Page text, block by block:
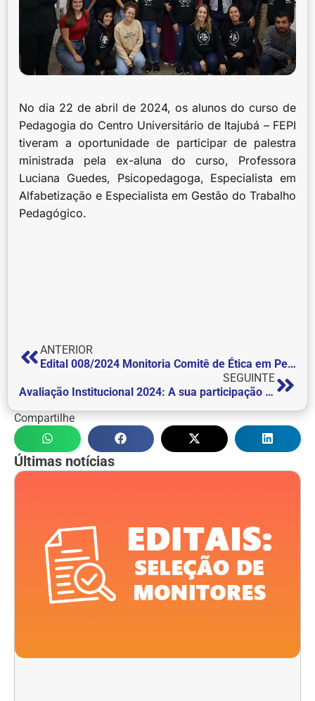
No dia 22 de abril de 2024, os alunos do curso de
Pedagogia do Centro Universitário de Itajubá – FEPI
tiveram a oportunidade de participar de palestra
ministrada pela ex-aluna do curso, Professora
Luciana Guedes, Psicopedagoga, Especialista em
Alfabetização e Especialista em Gestão do Trabalho
Pedagógico.
ANTERIOR
Edital 008/2024 Monitoria Comitê de Ética em Pesquisa – CEP e Comissão de Ética no Uso de Animais – CEUA
SEGUINTE
Avaliação Institucional 2024: A sua participação é fundamental!
Compartilhe
Últimas notícias